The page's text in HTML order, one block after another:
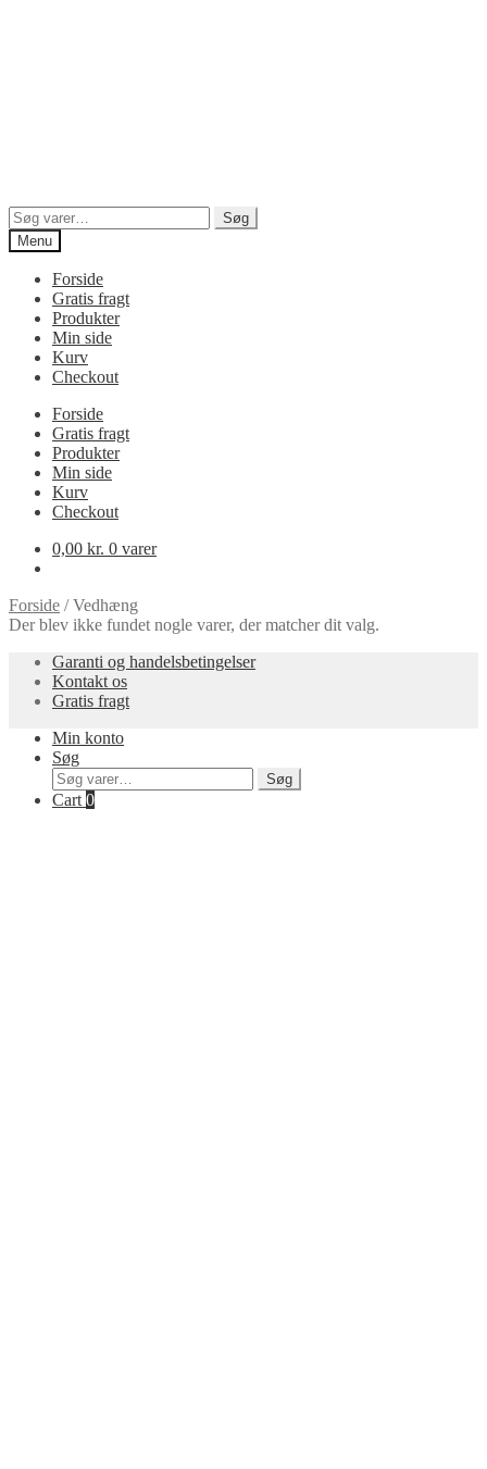
Søg
efter:
Søg
Menu
Forside
Gratis fragt
Produkter
Min side
Kurv
Checkout
Forside
Gratis fragt
Produkter
Min side
Kurv
Checkout
0,00 kr. 0 varer
Forside /Vedhæng
Der blev ikke fundet nogle varer, der matcher dit valg.
Garanti og handelsbetingelser
Kontakt os
Gratis fragt
Min konto
Søg
Søg
efter:
Søg
Cart 0